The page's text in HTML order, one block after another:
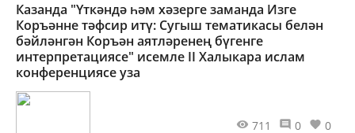
Казанда "Үткәндә һәм хәзерге заманда Изге
Коръәнне тәфсир итү: Сугыш тематикасы белән
бәйләнгән Коръән аятләренең бүгенге
интерпретациясе" исемле II Халыкара ислам
конференциясе уза
711 0 0